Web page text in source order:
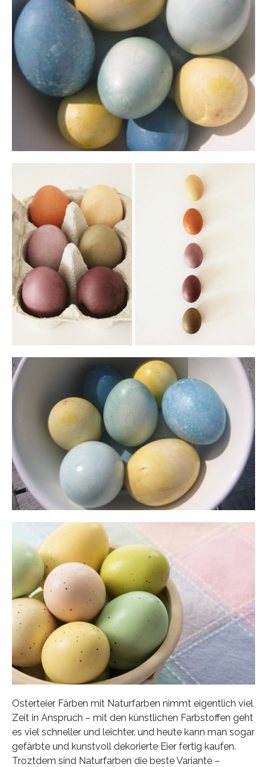
Osterteier Färben mit Naturfarben nimmt eigentlich viel
Zeit in Anspruch – mit den künstlichen Farbstoffen geht
es viel schneller und leichter, und heute kann man sogar
gefärbte und kunstvoll dekorierte Eier fertig kaufen.
Troztdem sind Naturfarben die beste Variante –